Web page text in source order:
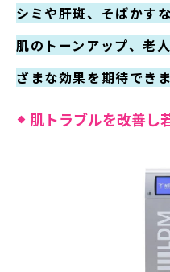
シミや肝斑、そばかす
肌のトーンアップ、老
ざまな効果を期待できま
肌トラブルを改善